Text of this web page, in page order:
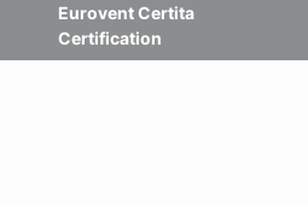
Eurovent Certita
Certification